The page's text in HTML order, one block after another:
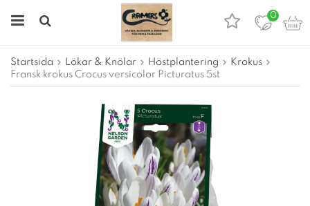
0
Startsida Lökar & Knölar Höstplantering
Krokus
Fransk krokus Crocus versicolor Picturatus 5st